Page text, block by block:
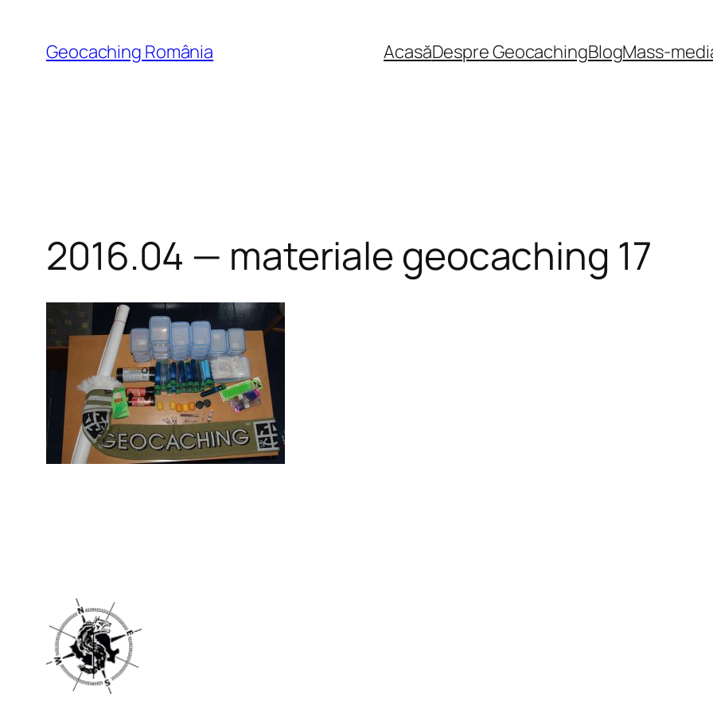
content
Geocaching România AcasăDespre GeocachingBlogMass-
2016.04 — materiale geocaching 17